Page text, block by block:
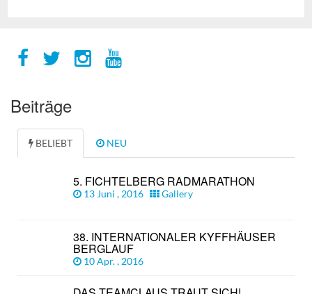
Beiträge
BELIEBT NEU
5. FICHTELBERG RADMARATHON
13 Juni , 2016 Gallery
38. INTERNATIONALER KYFFHÄUSER
BERGLAUF
10 Apr. , 2016